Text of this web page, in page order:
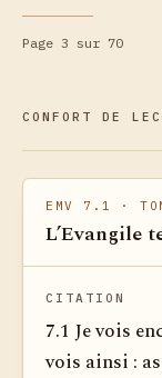
Page 3 sur 70
CONFORT DE
EMV 7.1 ·
L’Evangile
CITATION
7.1 Je vois
vois ainsi :